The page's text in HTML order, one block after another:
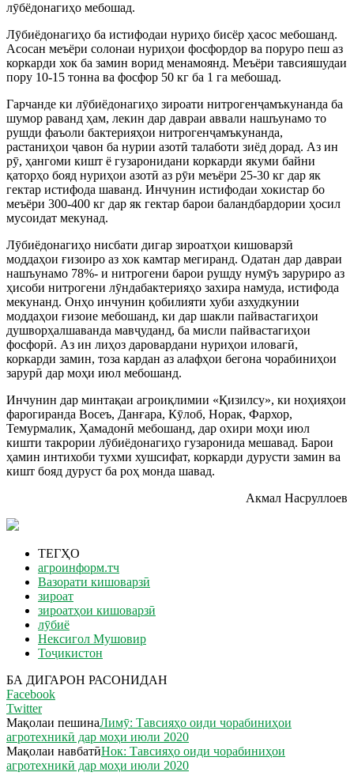
лӯбёдонагиҳо мебошад.
Лӯбиёдонагиҳо ба истифодаи нуриҳо бисёр ҳасос мебошанд.
Асосан меъёри солонаи нуриҳои фосфордор ва поруро пеш аз
коркарди хок ба замин ворид менамоянд. Меъёри тавсияшудаи
пору 10-15 тонна ва фосфор 50 кг ба 1 га мебошад.
Гарчанде ки лӯбиёдонагиҳо зироати нитрогенҷамъкунанда ба
шумор раванд ҳам, лекин дар давраи аввали нашъунамо то
рушди фаъоли бактерияҳои нитрогенҷамъкунанда,
растаниҳои ҷавон ба нурии азотӣ талаботи зиёд дорад. Аз ин
рӯ, ҳангоми кишт ё гузаронидани коркарди якуми байни
қаторҳо бояд нуриҳои азотӣ аз рӯи меъёри 25-30 кг дар як
гектар истифода шаванд. Инчунин истифодаи хокистар бо
меъёри 300-400 кг дар як гектар барои баландбардории ҳосил
мусоидат мекунад.
Лӯбиёдонагиҳо нисбати дигар зироатҳои кишоварзӣ
моддаҳои ғизоиро аз хок камтар мегиранд. Одатан дар давраи
нашъунамо 78%- и нитрогени барои рушду нумӯъ заруриро аз
ҳисоби нитрогени лӯндабактерияҳо захира намуда, истифода
мекунанд. Онҳо инчунин қобилияти хуби азхудкунии
моддаҳои ғизоие мебошанд, ки дар шакли пайвастагиҳои
душворҳалшаванда мавҷуданд, ба мисли пайвастагиҳои
фосфорӣ. Аз ин лиҳоз даровардани нуриҳои иловагӣ,
коркарди замин, тоза кардан аз алафҳои бегона чорабиниҳои
зарурӣ дар моҳи июл мебошанд.
Инчунин дар минтақаи агроиқлимии «Қизилсу», ки ноҳияҳои
фарогиранда Восеъ, Данғара, Кӯлоб, Норак, Фархор,
Темурмалик, Ҳамадонӣ мебошанд, дар охири моҳи июл
кишти такрории лӯбиёдонагиҳо гузаронида мешавад. Барои
ҳамин интихоби тухми хушсифат, коркарди дурусти замин ва
кишт бояд дуруст ба роҳ монда шавад.
Акмал Насруллоев
ТЕГҲО
агроинформ.тч
Вазорати кишоварзӣ
зироат
зироатҳои кишоварзӣ
лӯбиё
Нексигол Мушовир
Тоҷикистон
БА ДИГАРОН РАСОНИДАН
Facebook
Twitter
Мақолаи пешинаЛимӯ: Тавсияҳо оиди чорабиниҳои
агротехникӣ дар моҳи июли 2020
Мақолаи навбатӣНок: Тавсияҳо оиди чорабиниҳои
агротехникӣ дар моҳи июли 2020